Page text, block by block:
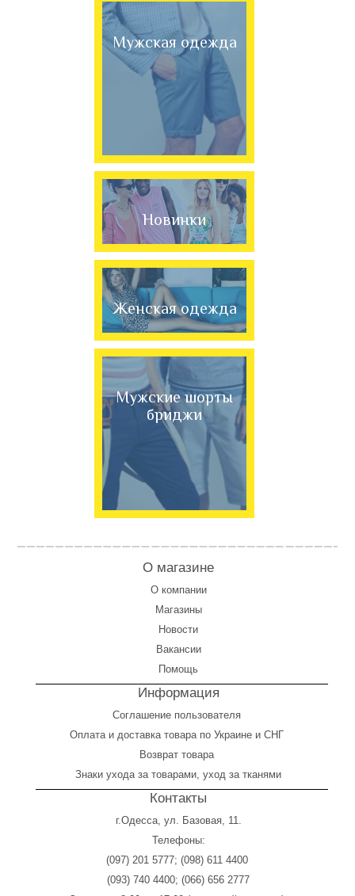
Мужская одежда
Новинки
Женская одежда
Мужские шорты
бриджи
О магазине
О компании
Магазины
Новости
Вакансии
Помощь
Информация
Соглашение пользователя
Оплатаи доставка товара по Украине и СНГ
Возврат товара
Знаки ухода за товарами, уход за тканями
Контакты
г.Одесса, ул. Базовая, 11.
Телефоны:
(097) 201 5777; (098) 611 4400
(093) 740 4400; (066) 656 2777